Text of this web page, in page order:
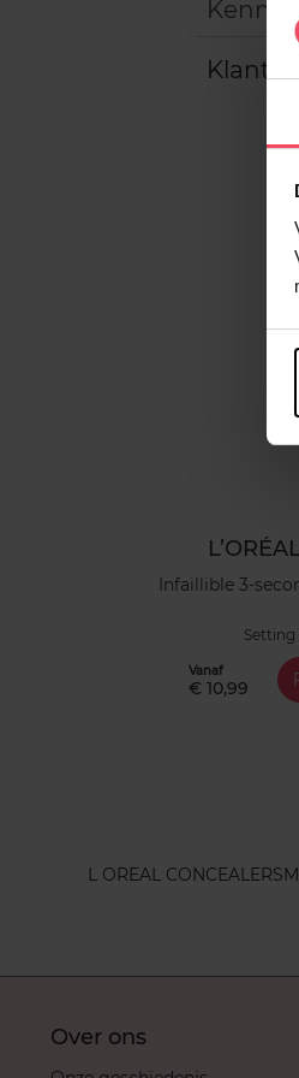
Infaillible 3-
Setting
Vanaf
€ 10,99
L OREAL CONCEALERS
Over ons